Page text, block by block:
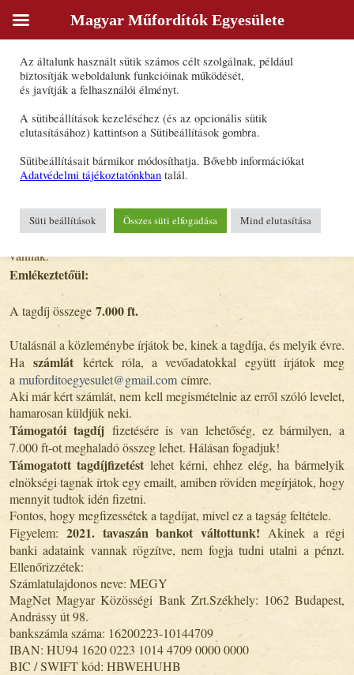
Lejár a tagdíjfizetés határideje!
Kedves MEGY-tagok, a mai határidőig a tagság 80%-a, 100 ember
befizette a tagsági díjat. Sokan közülük támogatói tagdíjat, amit
nagyon köszönünk!
a tagsági díjaknak. A befizetés azért különösen fontos, mert a tagdíj
az egyetlen biztos bevétele az egyesületnek. Kérjük, hogy aki még
vannak.
Emlékeztetőül:
A tagdíj összege 7.000 ft.
Utalásnál a közleménybe írjátok be, kinek a tagdíja, és melyik évre.
Haszámlát kértek róla, a vevőadatokkal együtt írjátok meg
a muforditoegyesulet@gmail.com címre.
Aki már kért számlát, nem kell megismételnie az erről szóló levelet,
hamarosan küldjük neki.
Támogatói tagdíjfizetésére is van lehetőség, ez bármilyen, a
7.000 ft-ot meghaladó összeg lehet. Hálásan fogadjuk!
Támogatott tagdíjfizetést lehet kérni, ehhez elég, ha bármelyik
elnökségi tagnak írtok egy emailt, amiben röviden megírjátok, hogy
mennyit tudtok idén fizetni.
Fontos, hogy megfizessétek a tagdíjat, mivel ez a tagság feltétele.
Figyelem:2021. tavaszán bankot váltottunk! Akinek a régi
banki adataink vannak rögzítve, nem fogja tudni utalni a pénzt.
Ellenőrizzétek:
Számlatulajdonos neve: MEGY
MagNet Magyar Közösségi Bank Zrt.Székhely: 1062 Budapest,
Andrássy út 98.
bankszámla száma: 16200223-10144709
IBAN: HU94 1620 0223 1014 4709 0000 0000
BIC / SWIFT kód: HBWEHUHB
Sütik
Az általunk használt sütik számos célt szolgálnak, például
biztosítják weboldalunk funkcióinak működését,
és javítják a felhasználói élményt.
A sütibeállítások kezeléséhez (és az opcionális sütik
elutasításához) kattintson a Sütibeállítások gombra.
Sütibeállításait bármikor módosíthatja. Bővebb információkat
Adatvédelmi tájékoztatónkban talál.
Süti beállítások Összes süti elfogadása Mind elutasítása
Magyar Műfordítók Egyesülete